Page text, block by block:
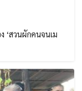
‘สวนผักคนจนเม